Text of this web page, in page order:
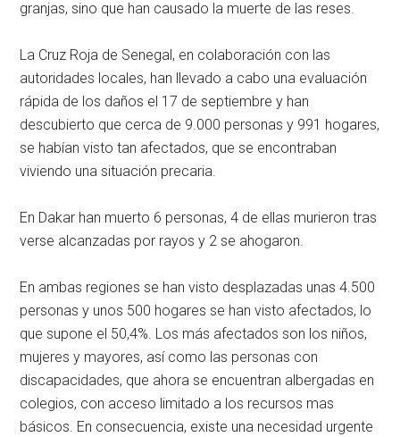
granjas, sino que han causado la muerte de las reses.
La Cruz Roja de Senegal, en colaboración con las
autoridades locales, han llevado a cabo una evaluación
rápida de los daños el 17 de septiembre y han
descubierto que cerca de 9.000 personas y 991 hogares,
se habían visto tan afectados, que se encontraban
viviendo una situación precaria.
En Dakar han muerto 6 personas, 4 de ellas murieron tras
verse alcanzadas por rayos y 2 se ahogaron.
En ambas regiones se han visto desplazadas unas 4.500
personas y unos 500 hogares se han visto afectados, lo
que supone el 50,4%. Los más afectados son los niños,
mujeres y mayores, así como las personas con
discapacidades, que ahora se encuentran albergadas en
colegios, con acceso limitado a los recursos mas
básicos. En consecuencia, existe una necesidad urgente